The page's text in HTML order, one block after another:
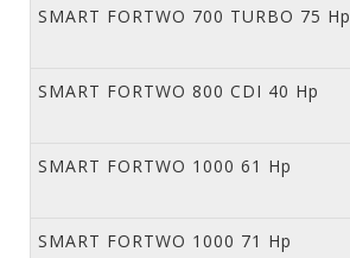
SMART FORTWO 700 TURBO 75 Hp
SMART FORTWO 800 CDI 40 Hp
SMART FORTWO 1000 61 Hp
SMART FORTWO 1000 71 Hp